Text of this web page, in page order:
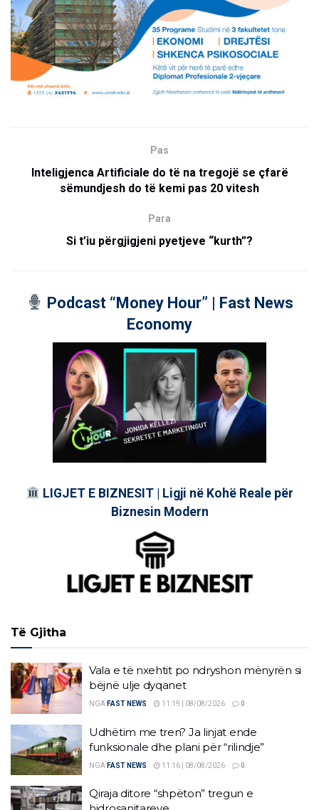
Pas
Inteligjenca Artificiale do të na tregojë se çfarë
sëmundjesh do të kemi pas 20 vitesh
Para
Si t’iu përgjigjeni pyetjeve “kurth”?
Podcast “Money Hour” | Fast News
Economy
LIGJET E BIZNESIT | Ligji në Kohë Reale për
Biznesin Modern
Të Gjitha
Vala e të nxehtit po ndryshon mënyrën si
bëjnë ulje dyqanet
NGA FAST NEWS 11:19 | 08/08/2026 0
Udhëtim me tren? Ja linjat ende
funksionale dhe plani për “rilindje”
NGA FAST NEWS 11:16 | 08/08/2026 0
Qiraja ditore “shpëton” tregun e